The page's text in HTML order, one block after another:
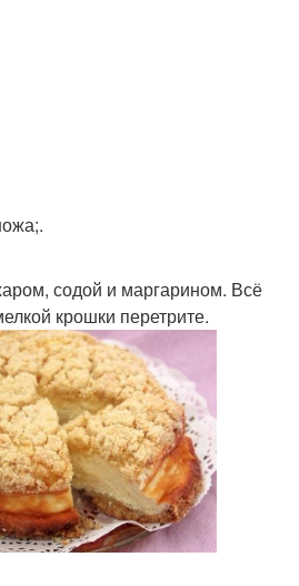
содой и маргарином. Всё
крошки перетрите.